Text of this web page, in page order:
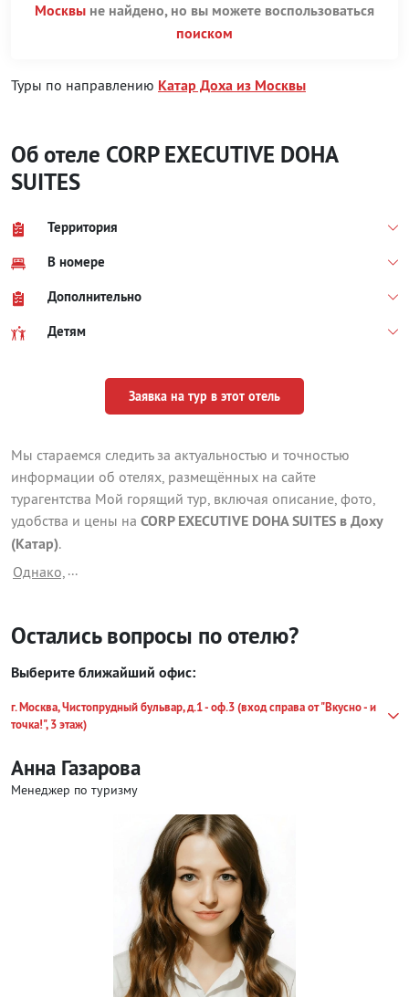
Москвы не найдено, но вы можете воспользоваться
поиском
Туры по направлению Катар Доха из Москвы
Об отеле CORP EXECUTIVE DOHA
SUITES
Территория
В номере
Дополнительно
Детям
Заявка на тур в этот отель
Мы стараемся следить за актуальностью и точностью
информации об отелях, размещённых на сайте
турагентства Мой горящий тур, включая описание, фото,
удобства и цены на CORP EXECUTIVE DOHA SUITES в Доху
(Катар).
Однако, ...
Остались вопросы по отелю?
Выберите ближайший офис:
г. Москва, Чистопрудный бульвар, д.1 - оф.3 (вход справа от "Вкусно - и
точка!", 3 этаж)
Анна Газарова
Менеджер по туризму